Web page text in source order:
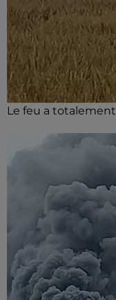
Le feu a